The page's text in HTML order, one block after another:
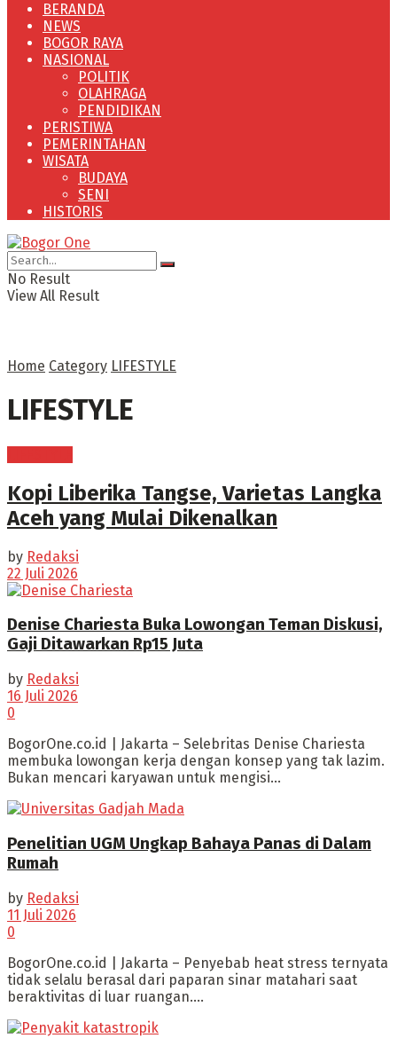
BERANDA
NEWS
BOGOR RAYA
NASIONAL
POLITIK
OLAHRAGA
PENDIDIKAN
PERISTIWA
PEMERINTAHAN
WISATA
BUDAYA
SENI
HISTORIS
No Result
View All Result
Home Category LIFESTYLE
LIFESTYLE
Kopi Liberika Tangse, Varietas Langka
Aceh yang Mulai Dikenalkan
by Redaksi
22 Juli 2026
Denise Chariesta Buka Lowongan Teman Diskusi,
Gaji Ditawarkan Rp15 Juta
by Redaksi
16 Juli 2026
0
BogorOne.co.id | Jakarta – Selebritas Denise Chariesta
membuka lowongan kerja dengan konsep yang tak lazim.
Bukan mencari karyawan untuk mengisi...
Penelitian UGM Ungkap Bahaya Panas di Dalam
Rumah
by Redaksi
11 Juli 2026
0
BogorOne.co.id | Jakarta – Penyebab heat stress ternyata
tidak selalu berasal dari paparan sinar matahari saat
beraktivitas di luar ruangan....